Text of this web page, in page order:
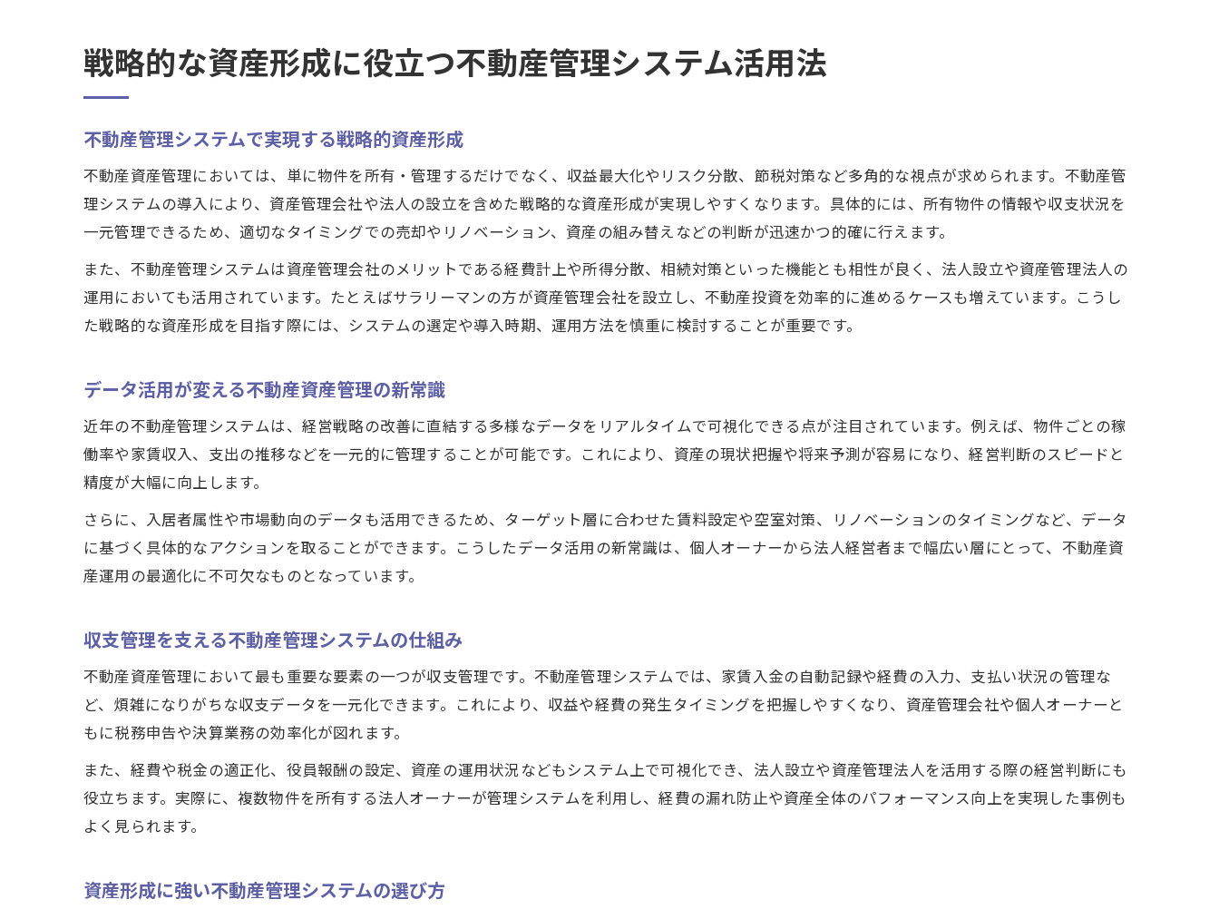
戦略的な資産形成に役立つ不動産管理システム活用法
不動産管理システムで実現する戦略的資産形成
不動産資産管理においては、単に物件を所有・管理するだけでなく、収益最大化やリスク分散、節税対策など多角的な視点が求められます。不動産管
理システムの導入により、資産管理会社や法人の設立を含めた戦略的な資産形成が実現しやすくなります。具体的には、所有物件の情報や収支状況を
一元管理できるため、適切なタイミングでの売却やリノベーション、資産の組み替えなどの判断が迅速かつ的確に行えます。
また、不動産管理システムは資産管理会社のメリットである経費計上や所得分散、相続対策といった機能とも相性が良く、法人設立や資産管理法人の
運用においても活用されています。たとえばサラリーマンの方が資産管理会社を設立し、不動産投資を効率的に進めるケースも増えています。こうし
た戦略的な資産形成を目指す際には、システムの選定や導入時期、運用方法を慎重に検討することが重要です。
データ活用が変える不動産資産管理の新常識
近年の不動産管理システムは、経営戦略の改善に直結する多様なデータをリアルタイムで可視化できる点が注目されています。例えば、物件ごとの稼
働率や家賃収入、支出の推移などを一元的に管理することが可能です。これにより、資産の現状把握や将来予測が容易になり、経営判断のスピードと
精度が大幅に向上します。
さらに、入居者属性や市場動向のデータも活用できるため、ターゲット層に合わせた賃料設定や空室対策、リノベーションのタイミングなど、データ
に基づく具体的なアクションを取ることができます。こうしたデータ活用の新常識は、個人オーナーから法人経営者まで幅広い層にとって、不動産資
産運用の最適化に不可欠なものとなっています。
収支管理を支える不動産管理システムの仕組み
不動産資産管理において最も重要な要素の一つが収支管理です。不動産管理システムでは、家賃入金の自動記録や経費の入力、支払い状況の管理な
ど、煩雑になりがちな収支データを一元化できます。これにより、収益や経費の発生タイミングを把握しやすくなり、資産管理会社や個人オーナーと
もに税務申告や決算業務の効率化が図れます。
また、経費や税金の適正化、役員報酬の設定、資産の運用状況などもシステム上で可視化でき、法人設立や資産管理法人を活用する際の経営判断にも
役立ちます。実際に、複数物件を所有する法人オーナーが管理システムを利用し、経費の漏れ防止や資産全体のパフォーマンス向上を実現した事例も
よく見られます。
資産形成に強い不動産管理システムの選び方